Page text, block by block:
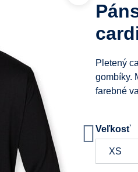
Pletený
gombíky.
farebné
Veľkosť